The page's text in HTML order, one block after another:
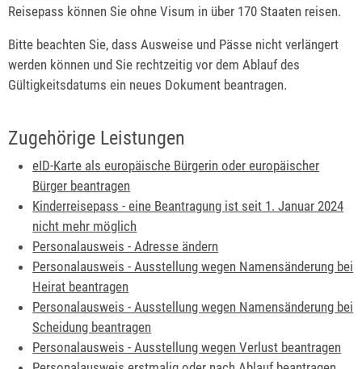
Reisepass können Sie ohne Visum in über 170 Staaten reisen.
Bitte beachten Sie, dass Ausweise und Pässe nicht verlängert
werden können und Sie rechtzeitig vor dem Ablauf des
Gültigkeitsdatums ein neues Dokument beantragen.
Zugehörige Leistungen
eID-Karte als europäische Bürgerin oder europäischer
Bürger beantragen
Kinderreisepass - eine Beantragung ist seit 1. Januar 2024
nicht mehr möglich
Personalausweis - Adresse ändern
Personalausweis - Ausstellung wegen Namensänderung bei
Heirat beantragen
Personalausweis - Ausstellung wegen Namensänderung bei
Scheidung beantragen
Personalausweis - Ausstellung wegen Verlust beantragen